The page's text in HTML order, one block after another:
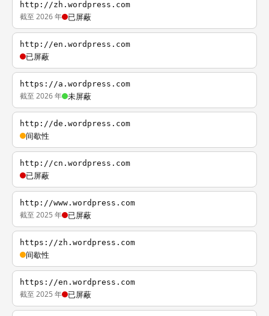
http://zh.wordpress.com
截至 2026 年 已屏蔽
http://en.wordpress.com
已屏蔽
https://a.wordpress.com
截至 2026 年 未屏蔽
http://de.wordpress.com
间歇性
http://cn.wordpress.com
已屏蔽
http://www.wordpress.com
截至 2025 年 已屏蔽
https://zh.wordpress.com
间歇性
https://en.wordpress.com
截至 2025 年 已屏蔽